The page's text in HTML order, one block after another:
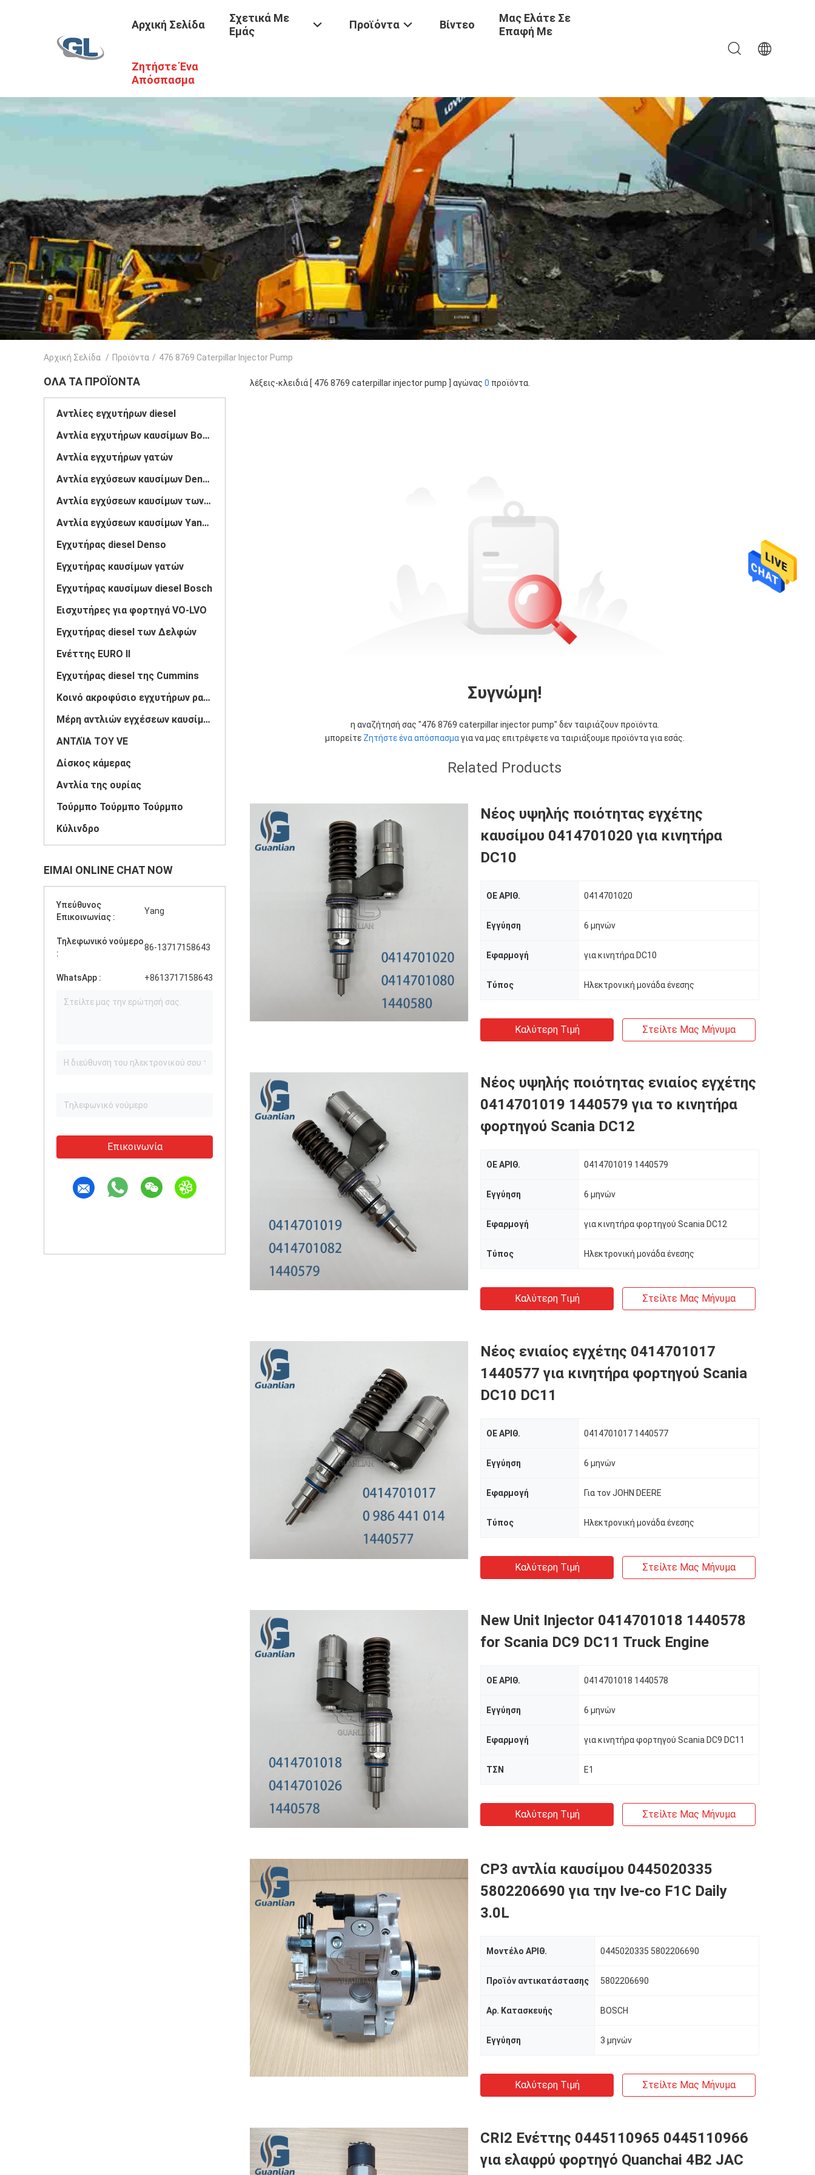
Αρχική Σελίδα
Σχετικά Με
Εμάς
Προϊόντα Βίντεο
Μας Ελάτε Σε
Επαφή Με
Ζητήστε Ένα
Απόσπασμα
Αρχική Σελίδα / Προϊόντα / 476 8769 Caterpillar Injector Pump
ΌΛΑ ΤΑ ΠΡΟΪΌΝΤΑ
Αντλίες εγχυτήρων diesel
Αντλία εγχυτήρων καυσίμων Bosch
Αντλία εγχυτήρων γατών
Αντλία εγχύσεων καυσίμων Denso
Αντλία εγχύσεων καυσίμων των Δελφών
Αντλία εγχύσεων καυσίμων Yanmar
Εγχυτήρας diesel Denso
Εγχυτήρας καυσίμων γατών
Εγχυτήρας καυσίμων diesel Bosch
Εισχυτήρες για φορτηγά VO-LVO
Εγχυτήρας diesel των Δελφών
Ενέττης EURO II
Εγχυτήρας diesel της Cummins
Κοινό ακροφύσιο εγχυτήρων ραγών
Μέρη αντλιών εγχέσεων καυσίμου
ΑΝΤΛΊΑ ΤΟΥ VE
Δίσκος κάμερας
Αντλία της ουρίας
Τούρμπο Τούρμπο Τούρμπο
Κύλινδρο
ΕΊΜΑΙ ONLINE CHAT NOW
Υπεύθυνος
Επικοινωνίας :
Yang
Τηλεφωνικό νούμερο
:
86-13717158643
WhatsApp : +8613717158643
Επικοινωνία
λέξεις-κλειδιά [ 476 8769 caterpillar injector pump ] αγώνας 0 προϊόντα.
Συγνώμη!
η αναζήτησή σας "476 8769 caterpillar injector pump" δεν ταιριάζουν προϊόντα.
μπορείτε Ζητήστε ένα απόσπασμαγια να μας επιτρέψετε να ταιριάξουμε προϊόντα για εσάς.
Related Products
Νέος υψηλής ποιότητας εγχέτης
καυσίμου 0414701020 για κινητήρα
DC10
ΟΕ ΑΡΙΘ. 0414701020
Εγγύηση 6 μηνών
Εφαρμογή για κινητήρα DC10
Τύπος Ηλεκτρονική μονάδα ένεσης
Καλύτερη Τιμή Στείλτε Μας Μήνυμα
Νέος υψηλής ποιότητας ενιαίος εγχέτης
0414701019 1440579 για το κινητήρα
φορτηγού Scania DC12
ΟΕ ΑΡΙΘ. 0414701019 1440579
Εγγύηση 6 μηνών
Εφαρμογή για κινητήρα φορτηγού Scania DC12
Τύπος Ηλεκτρονική μονάδα ένεσης
Καλύτερη Τιμή Στείλτε Μας Μήνυμα
Νέος ενιαίος εγχέτης 0414701017
1440577 για κινητήρα φορτηγού Scania
DC10 DC11
ΟΕ ΑΡΙΘ. 0414701017 1440577
Εγγύηση 6 μηνών
Εφαρμογή Για τον JOHN DEERE
Τύπος Ηλεκτρονική μονάδα ένεσης
Καλύτερη Τιμή Στείλτε Μας Μήνυμα
New Unit Injector 0414701018 1440578
for Scania DC9 DC11 Truck Engine
ΟΕ ΑΡΙΘ. 0414701018 1440578
Εγγύηση 6 μηνών
Εφαρμογή για κινητήρα φορτηγού Scania DC9 DC11
ΤΣΝ Ε1
Καλύτερη Τιμή Στείλτε Μας Μήνυμα
CP3 αντλία καυσίμου 0445020335
5802206690 για την Ive-co F1C Daily
3.0L
Μοντέλο ΑΡΙΘ. 0445020335 5802206690
Προϊόν αντικατάστασης 5802206690
Αρ. Κατασκευής BOSCH
Εγγύηση 3 μηνών
Καλύτερη Τιμή Στείλτε Μας Μήνυμα
CRI2 Ενέττης 0445110965 0445110966
για ελαφρύ φορτηγό Quanchai 4B2 JAC